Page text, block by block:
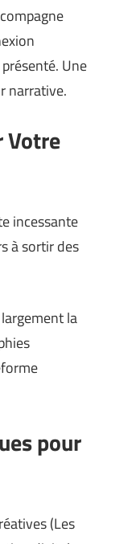
Une
narrative.
Votre
incessante
à sortir des
la
pour
(Les